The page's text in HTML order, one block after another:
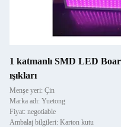
1 katmanlı SMD LED
ışıkları
Menşe yeri: Çin
Marka adı: Yuetong
Fiyat: negotiable
Ambalaj bilgileri: Karton kutu